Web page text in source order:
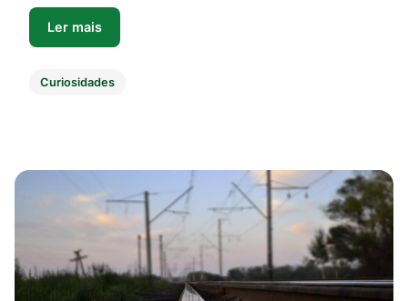
Ler mais
Curiosidades